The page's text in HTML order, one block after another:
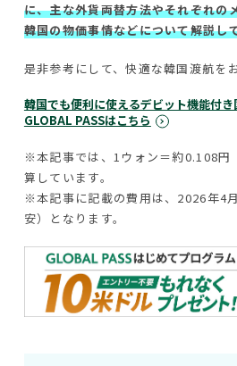
に、主な外貨両替方法やそれぞれの
韓国の物価事情などについて解説し
是非参考にして、快適な韓国渡航を
韓国でも便利に使えるデビット機能付き
GLOBAL PASSはこちら
※本記事では、1ウォン＝約0.108円
算しています。
※本記事に記載の費用は、2026年4
安）となります。